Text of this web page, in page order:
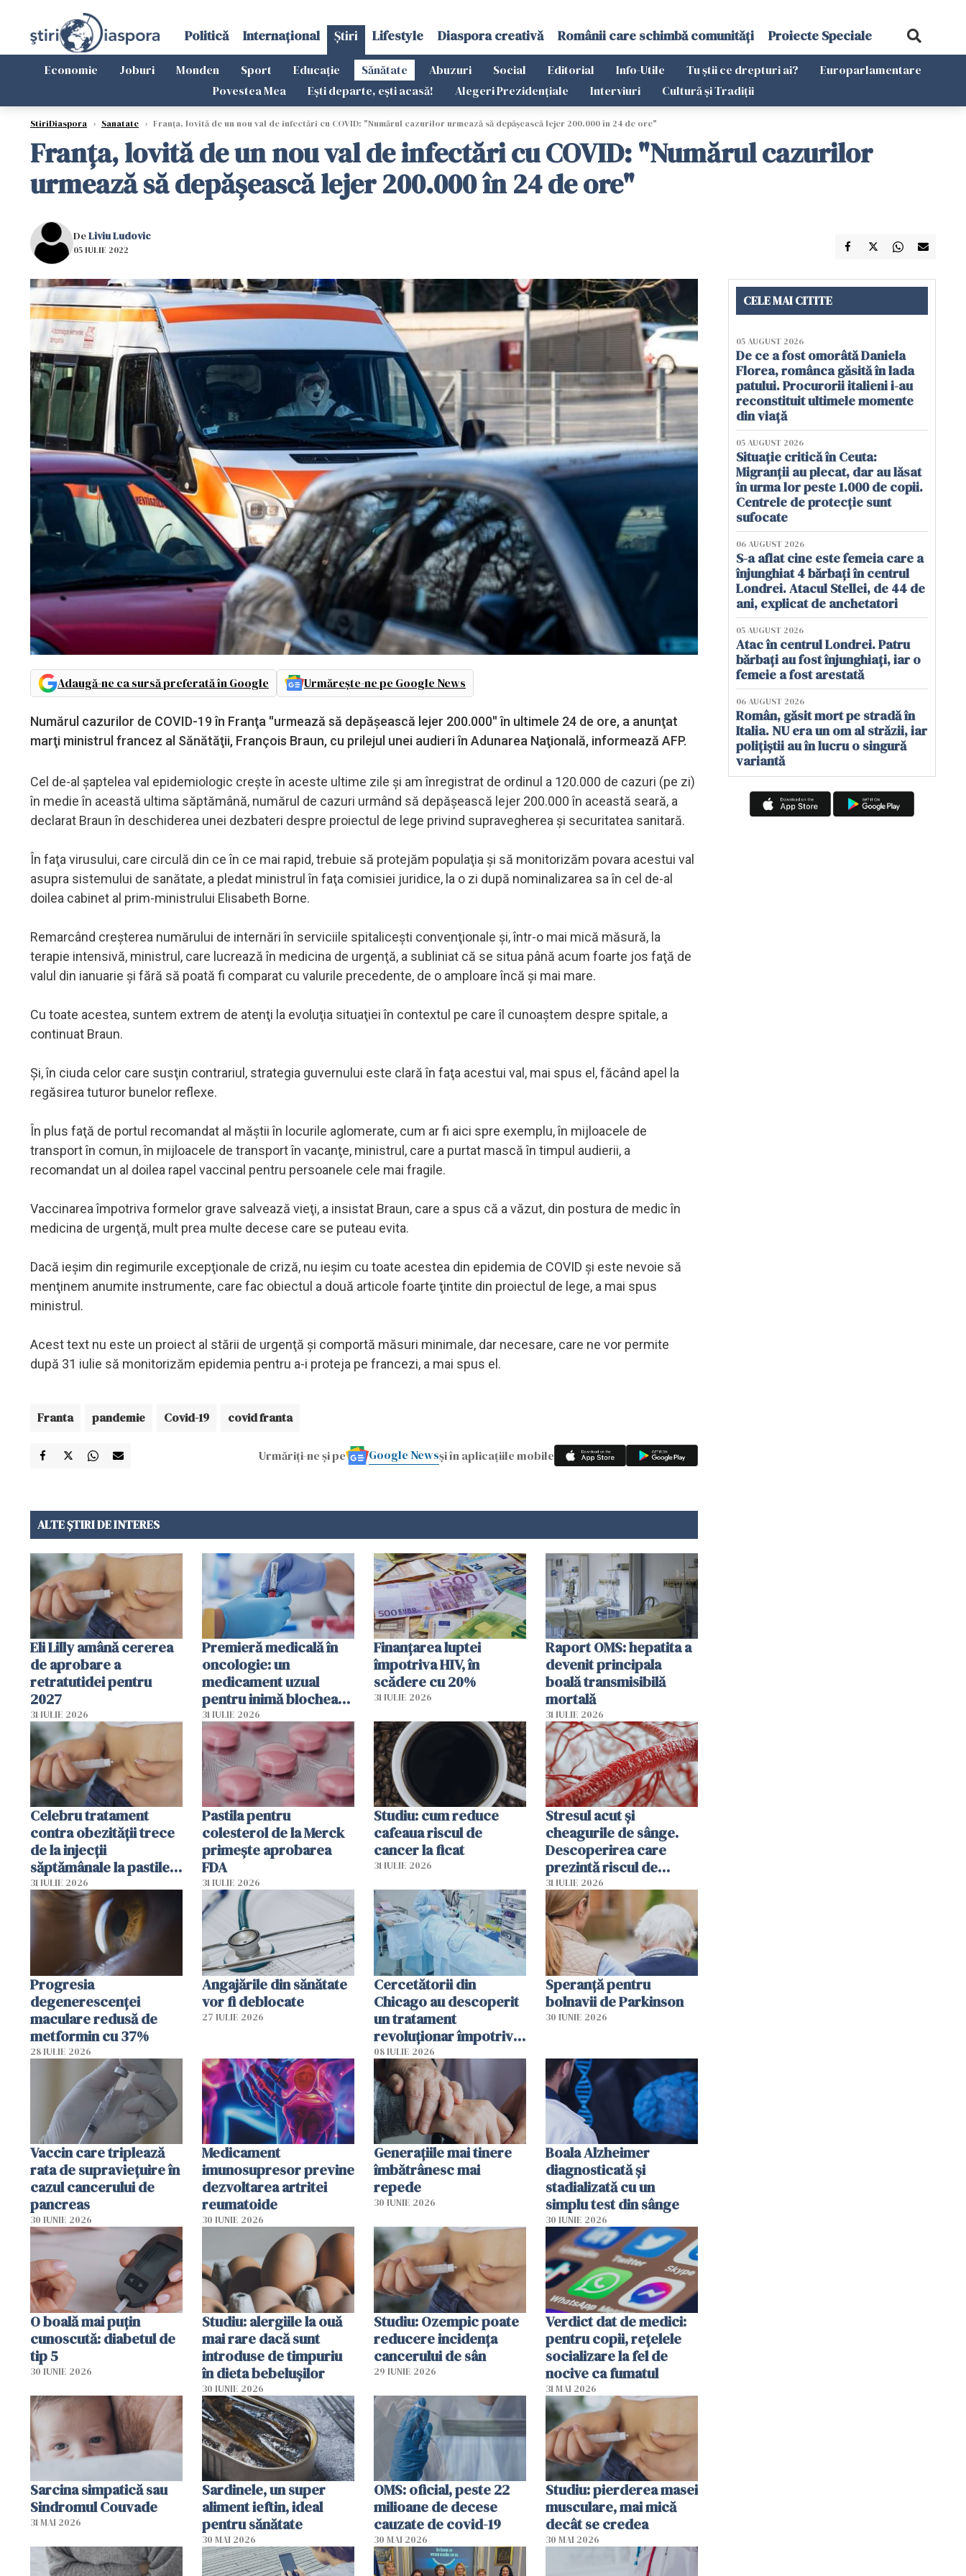
Politică Internațional Știri Lifestyle Diaspora creativă Românii care schimbă comunități Proiecte Speciale
Economie Joburi Monden Sport Educație Sănătate Abuzuri Social Editorial Info-Utile Tu știi ce drepturi ai?
Europarlamentare
Povestea Mea
Ești departe, ești acasă! Alegeri Prezidențiale Interviuri Cultură și Tradiții
StiriDiaspora › Sanatate › Franța, lovită de un nou val de infectări cu COVID: "Numărul cazurilor urmează să depăşească lejer 200.000 în 24 de ore"
Franța, lovită de un nou val de infectări cu COVID: "Numărul cazurilor
urmează să depăşească lejer 200.000 în 24 de ore"
DeLiviu Ludovic
05 IULIE 2022
Adaugă-ne ca sursă preferată în Google Urmărește-ne pe Google News
Numărul cazurilor de COVID-19 în Franţa ''urmează să depăşească lejer 200.000'' în ultimele 24 de ore, a anunţat
marţi ministrul francez al Sănătăţii, François Braun, cu prilejul unei audieri în Adunarea Naţională, informează AFP.
Cel de-al şaptelea val epidemiologic creşte în aceste ultime zile şi am înregistrat de ordinul a 120.000 de cazuri (pe zi)
în medie în această ultima săptămână, numărul de cazuri urmând să depăşească lejer 200.000 în această seară, a
declarat Braun în deschiderea unei dezbateri despre proiectul de lege privind supravegherea şi securitatea sanitară.
În faţa virusului, care circulă din ce în ce mai rapid, trebuie să protejăm populaţia şi să monitorizăm povara acestui val
asupra sistemului de sanătate, a pledat ministrul în faţa comisiei juridice, la o zi după nominalizarea sa în cel de-al
doilea cabinet al prim-ministrului Elisabeth Borne.
Remarcând creşterea numărului de internări în serviciile spitaliceşti convenţionale şi, într-o mai mică măsură, la
terapie intensivă, ministrul, care lucrează în medicina de urgenţă, a subliniat că se situa până acum foarte jos faţă de
valul din ianuarie şi fără să poată fi comparat cu valurile precedente, de o amploare încă şi mai mare.
Cu toate acestea, suntem extrem de atenţi la evoluţia situaţiei în contextul pe care îl cunoaştem despre spitale, a
continuat Braun.
Şi, în ciuda celor care susţin contrariul, strategia guvernului este clară în faţa acestui val, mai spus el, făcând apel la
regăsirea tuturor bunelor reflexe.
În plus faţă de portul recomandat al măştii în locurile aglomerate, cum ar fi aici spre exemplu, în mijloacele de
transport în comun, în mijloacele de transport în vacanţe, ministrul, care a purtat mască în timpul audierii, a
recomandat un al doilea rapel vaccinal pentru persoanele cele mai fragile.
Vaccinarea împotriva formelor grave salvează vieţi, a insistat Braun, care a spus că a văzut, din postura de medic în
medicina de urgenţă, mult prea multe decese care se puteau evita.
Dacă ieşim din regimurile excepţionale de criză, nu ieşim cu toate acestea din epidemia de COVID şi este nevoie să
menţinem anumite instrumente, care fac obiectul a două articole foarte ţintite din proiectul de lege, a mai spus
ministrul.
Acest text nu este un proiect al stării de urgenţă şi comportă măsuri minimale, dar necesare, care ne vor permite
după 31 iulie să monitorizăm epidemia pentru a-i proteja pe francezi, a mai spus el.
Franta pandemie Covid-19 covid franta
Urmăriți-ne și pe Google Newsși în aplicațiile mobile
ALTE ȘTIRI DE INTERES
Eli Lilly amână cererea
de aprobare a
retratutidei pentru
2027
31 IULIE 2026
Premieră medicală în
oncologie: un
medicament uzual
pentru inimă blochează
dezvoltarea celulelor
canceroase.
31 IULIE 2026
Finanțarea luptei
împotriva HIV, în
scădere cu 20%
31 IULIE 2026
Raport OMS: hepatita a
devenit principala
boală transmisibilă
mortală
31 IULIE 2026
Celebru tratament
contra obezității trece
de la injecții
săptămânale la pastile
zilnice
31 IULIE 2026
Pastila pentru
colesterol de la Merck
primește aprobarea
FDA
31 IULIE 2026
Studiu: cum reduce
cafeaua riscul de
cancer la ficat
31 IULIE 2026
Stresul acut și
cheagurile de sânge.
Descoperirea care
prezintă riscul de
infarct
31 IULIE 2026
Progresia
degenerescenței
maculare redusă de
metformin cu 37%
28 IULIE 2026
Angajările din sănătate
vor fi deblocate
27 IULIE 2026
Cercetătorii din
Chicago au descoperit
un tratament
revoluționar împotriva
cancerului. Sunt
folosite chiar bacteriile
tumorale
08 IULIE 2026
Speranță pentru
bolnavii de Parkinson
30 IUNIE 2026
Vaccin care triplează
rata de supraviețuire în
cazul cancerului de
pancreas
30 IUNIE 2026
Medicament
imunosupresor previne
dezvoltarea artritei
reumatoide
30 IUNIE 2026
Generațiile mai tinere
îmbătrânesc mai
repede
30 IUNIE 2026
Boala Alzheimer
diagnosticată și
stadializată cu un
simplu test din sânge
30 IUNIE 2026
O boală mai puțin
cunoscută: diabetul de
tip 5
30 IUNIE 2026
Studiu: alergiile la ouă
mai rare dacă sunt
introduse de timpuriu
în dieta bebelușilor
30 IUNIE 2026
Studiu: Ozempic poate
reducere incidența
cancerului de sân
29 IUNIE 2026
Verdict dat de medici:
pentru copii, rețelele
socializare la fel de
nocive ca fumatul
31 MAI 2026
Sarcina simpatică sau
Sindromul Couvade
31 MAI 2026
Sardinele, un super
aliment ieftin, ideal
pentru sănătate
30 MAI 2026
OMS: oficial, peste 22
milioane de decese
cauzate de covid-19
30 MAI 2026
Studiu: pierderea masei
musculare, mai mică
decât se credea
30 MAI 2026
CELE MAI CITITE
05 AUGUST 2026
De ce a fost omorâtă Daniela
Florea, românca găsită în lada
patului. Procurorii italieni i-au
reconstituit ultimele momente
din viață
05 AUGUST 2026
Situație critică în Ceuta:
Migranții au plecat, dar au lăsat
în urma lor peste 1.000 de copii.
Centrele de protecție sunt
sufocate
06 AUGUST 2026
S-a aflat cine este femeia care a
înjunghiat 4 bărbați în centrul
Londrei. Atacul Stellei, de 44 de
ani, explicat de anchetatori
05 AUGUST 2026
Atac în centrul Londrei. Patru
bărbați au fost înjunghiați, iar o
femeie a fost arestată
06 AUGUST 2026
Român, găsit mort pe stradă în
Italia. NU era un om al străzii, iar
polițiștii au în lucru o singură
variantă